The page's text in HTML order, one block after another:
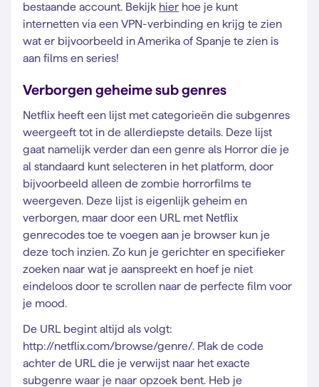
bestaande account. Bekijk hier hoe je kunt
internetten via een VPN-verbinding en krijg te zien
wat er bijvoorbeeld in Amerika of Spanje te zien is
aan films en series!
Verborgen geheime sub genres
Netflix heeft een lijst met categorieën die subgenres
weergeeft tot in de allerdiepste details. Deze lijst
gaat namelijk verder dan een genre als Horror die je
al standaard kunt selecteren in het platform, door
bijvoorbeeld alleen de zombie horrorfilms te
weergeven. Deze lijst is eigenlijk geheim en
verborgen, maar door een URL met Netflix
genrecodes toe te voegen aan je browser kun je
deze toch inzien. Zo kun je gerichter en specifieker
zoeken naar wat je aanspreekt en hoef je niet
eindeloos door te scrollen naar de perfecte film voor
je mood.
De URL begint altijd als volgt:
http://netflix.com/browse/genre/. Plak de code
achter de URL die je verwijst naar het exacte
subgenre waar je naar opzoek bent. Heb je